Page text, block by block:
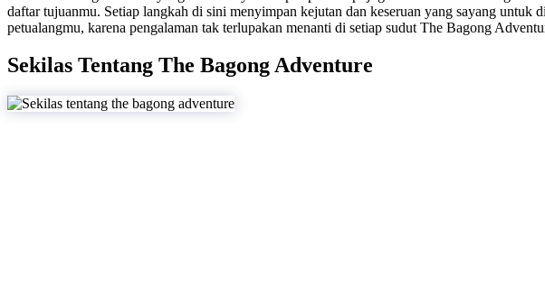
daftar tujuanmu. Setiap langkah di sini menyimpan kejutan dan keseruan yang sayang untuk
petualangmu, karena pengalaman tak terlupakan menanti di setiap sudut The Bagong
Sekilas Tentang The Bagong Adventure